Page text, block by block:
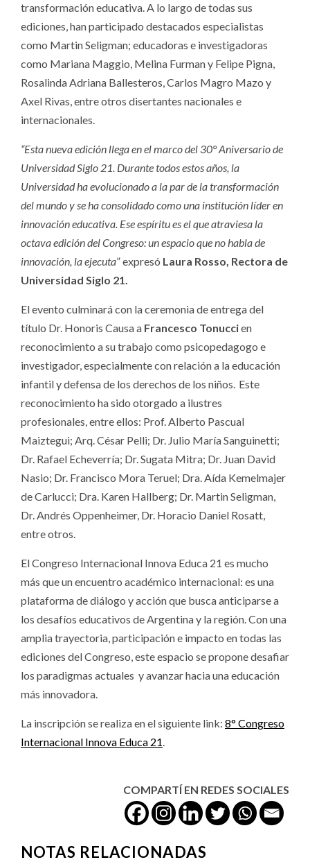
transformación educativa. A lo largo de todas sus
ediciones, han participado destacados especialistas
como Martin Seligman; educadoras e investigadoras
como Mariana Maggio, Melina Furman y Felipe Pigna,
Rosalinda Adriana Ballesteros, Carlos Magro Mazo y
Axel Rivas, entre otros disertantes nacionales e
internacionales.
“Esta nueva edición llega en el marco del 30° Aniversario de
Universidad Siglo 21. Durante todos estos años, la
Universidad ha evolucionado a la par de la transformación
del mundo y se ha consolidado como una institución líder en
innovación educativa. Ese espíritu es el que atraviesa la
octava edición del Congreso: un espacio que no habla de
innovación, la ejecuta” expresó Laura Rosso, Rectora de
Universidad Siglo 21.
El evento culminará con la ceremonia de entrega del
título Dr. Honoris Causa a Francesco Tonuccien
reconocimiento a su trabajo como psicopedagogo e
investigador, especialmente con relación a la educación
infantil y defensa de los derechos de los niños. Este
reconocimiento ha sido otorgado a ilustres
profesionales, entre ellos: Prof. Alberto Pascual
Maiztegui; Arq. César Pelli; Dr. Julio María Sanguinetti;
Dr. Rafael Echeverría; Dr. Sugata Mitra; Dr. Juan David
Nasio; Dr. Francisco Mora Teruel; Dra. Aída Kemelmajer
de Carlucci; Dra. Karen Hallberg; Dr. Martin Seligman,
Dr. Andrés Oppenheimer, Dr. Horacio Daniel Rosatt,
entre otros.
El Congreso Internacional Innova Educa 21 es mucho
más que un encuentro académico internacional: es una
plataforma de diálogo y acción que busca anticiparse a
los desafíos educativos de Argentina y la región. Con una
amplia trayectoria, participación e impacto en todas las
ediciones del Congreso, este espacio se propone desafiar
los paradigmas actuales y avanzar hacia una educación
más innovadora.
La inscripción se realiza en el siguiente link: 8° Congreso
Internacional Innova Educa 21
COMPARTÍ EN REDES SOCIALES
NOTAS RELACIONADAS